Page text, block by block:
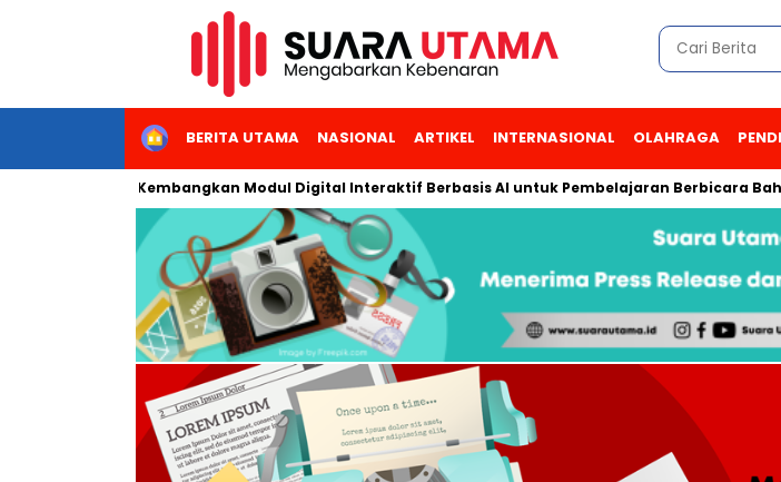
HOMEBERITA UTAMA NASIONAL ARTIKEL INTERNASIONAL OLAHRAGA
Jakarta Kembangkan Modul Digital Interaktif Berbasis AI untuk Pembelajaran Berbicara Bahasa Arab